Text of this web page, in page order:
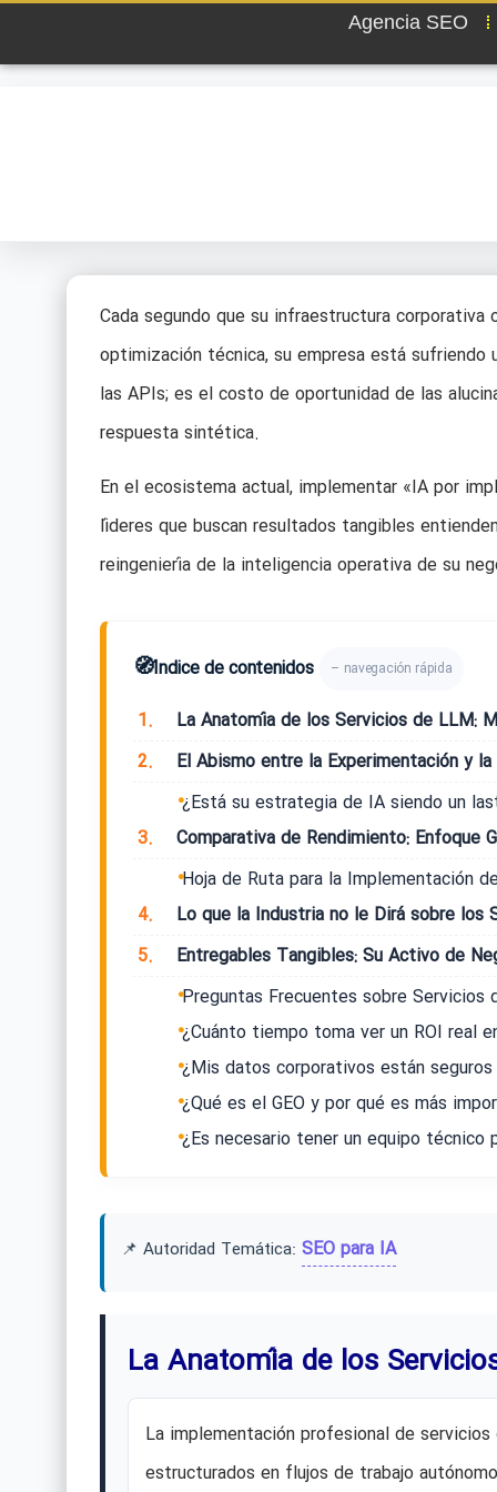
Agencia SEO
Cada segundo que su infraestructura
optimización técnica, su empresa está
las APIs; es el costo de oportunidad de las
respuesta sintética.
En el ecosistema actual, implementar «IA por
líderes que buscan resultados tangibles
reingeniería de la inteligencia operativa de su
🧭Índice de contenidos – navegación rápida
1.
La Anatomía de los Servicios de LLM:
2.
El Abismo entre la Experimentación y
¿Está su estrategia de IA siendo un
3.
Comparativa de Rendimiento: Enfoque
Hoja de Ruta para la Implementación
4.
Lo que la Industria no le Dirá sobre los
5.
Entregables Tangibles: Su Activo de
Preguntas Frecuentes sobre Servicios
¿Cuánto tiempo toma ver un ROI real
¿Mis datos corporativos están
¿Qué es el GEO y por qué es más
¿Es necesario tener un equipo
📌 Autoridad Temática: SEO para IA
La Anatomía de los
La implementación profesional de
estructurados en flujos de trabajo